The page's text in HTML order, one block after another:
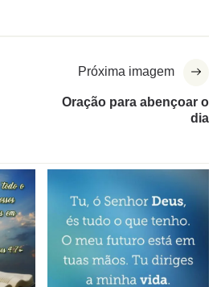
Próxima imagem
Oração para abençoar o
dia